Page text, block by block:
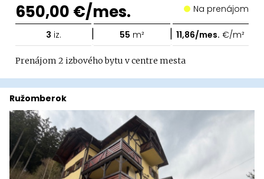
650,00 €/mes. Na prenájom
3 iz. | 55 m² | 11,86/mes. €/m²
Prenájom 2 izbového bytu v centre mesta
Ružomberok